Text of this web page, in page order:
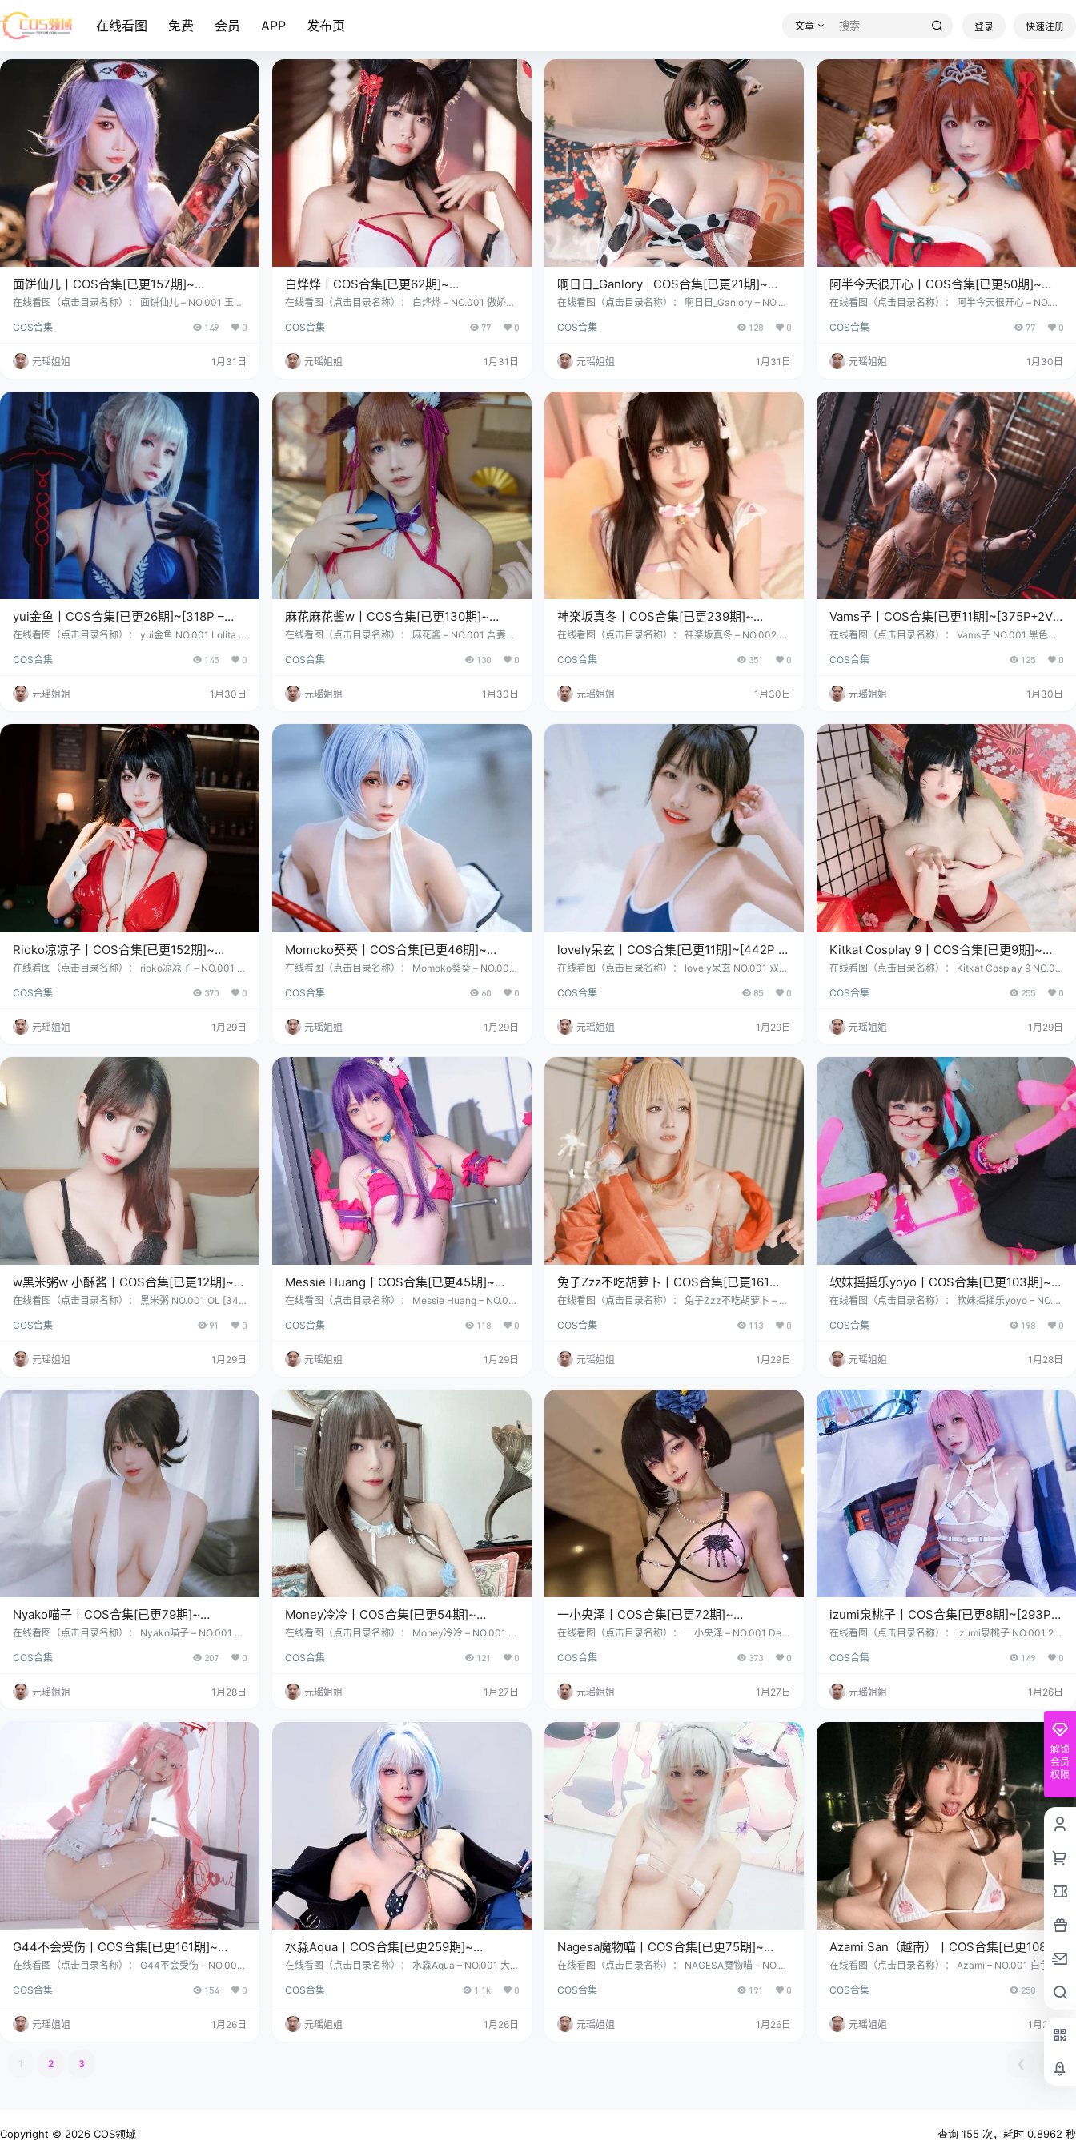
在线看图 免费 会员 APP 发布页 文章 登录 快速注册
面饼仙儿丨COS合集[已更157期]~
[4145P+11V – 49.6G]
在线看图（点击目录名称）： 面饼仙儿 – NO.001 玉玲
46GB] 面饼仙儿 – NO.003 高雄仙儿 [34P-232MB] 说
糯香甜、还冒着热气的点心——毕竟，这位2001年元
月出生的水瓶座“天津小姐姐”（虽然官方说祖籍在湖
COS合集 149 0
元瑶姐姐 1月31日
白烨烨丨COS合集[已更62期]~
[4079P+347V – 46.7G]
在线看图（点击目录名称）： 白烨烨 – NO.001 傲娇女
15V-237MB] 白烨烨 – NO.003 毛衣套装 [128P7V-64
忘了盖章的档案，而江、湖的传说则更像一杯被摇晃过
的气泡水，噗噜噗噜地冒着各种不确定的泡泡。 据说，
COS合集 77 0
元瑶姐姐 1月31日
啊日日_Ganlory | COS合集[已更21期]~
[869P+5V – 5.3G]
在线看图（点击目录名称）： 啊日日_Ganlory – NO.00
护士 [70P-576MB] 啊日日_Ganlory – NO.003 吊挂式
精怪的姑娘，她叫啊日日_Ganlory，英文名嘛，也是G
anlory，简单好记，就像她这人一样直爽。这姑娘生于
COS合集 128 0
元瑶姐姐 1月31日
阿半今天很开心丨COS合集[已更50期]~
[2332P – 14.3G]
在线看图（点击目录名称）： 阿半今天很开心 – NO.00
海触手 [20P-170MB] 阿半今天很开心 – NO.003 爱宕
房外的蝉鸣都比往常欢快了几分——2003年那个七月
的晌午，一个标准的巨蟹座小神、仙，抱着她丰沛的泪
COS合集 77 0
元瑶姐姐 1月30日
yui金鱼丨COS合集[已更26期]~[318P –
4.2G]
在线看图（点击目录名称）： yui金鱼 NO.001 Lolita [1
yui金鱼 NO.003 安塞尔 [14P-193MB] 看，她从湖北的
鱼。这位白羊座的姑娘，生日藏在四月初的春风里，整
个人仿佛也浸着春日那种不管不顾的鲜活气儿。 你猜她
COS合集 145 0
元瑶姐姐 1月30日
麻花麻花酱w丨COS合集[已更130期]~
[7151P+121V – 71.5G]
在线看图（点击目录名称）： 麻花酱 – NO.001 吾妻旗
4MB] 麻花酱 – NO.003 恶魔姐姐 [30P-273MB] 资源
– NO.002 伊什塔尔 [31P-594MB] 麻花酱 – NO.003 恶
魔姐姐 [30P-273MB] …
COS合集 130 0
元瑶姐姐 1月30日
神楽坂真冬丨COS合集[已更239期]~
[23099P+253V – 92.7G]
在线看图（点击目录名称）： 神楽坂真冬 – NO.002 Di
073.08MB] 神楽坂真冬 – NO.003 JK制服-第一版[79P
能会立刻浮现出一位从漫画格子里溜出来的少女——毕
竟，这位1999年盛夏在上海徐汇老洋、房影子里诞生的
COS合集 351 0
元瑶姐姐 1月30日
Vams子丨COS合集[已更11期]~[375P+2V –
5.7G]
在线看图（点击目录名称）： Vams子 NO.001 黑色旗
06MB] Vams子 NO.003 蛇皮泳装 [41P1V-803MB] 在
的水瓶座“特工”。她身高161cm，体重44kg，这体格乍
看像是漫画里走出来的精、灵，但你可别被这“轻量级”
COS合集 125 0
元瑶姐姐 1月30日
Rioko凉凉子丨COS合集[已更152期]~
[5650P+500V – 74.4G]
在线看图（点击目录名称）： rioko凉凉子 – NO.001 G
[21P-227MB] rioko凉凉子 – NO.003 爱宕旗袍 [20P-2
——听听这名字，是不是像从冰箱冷冻层刚拿出来，又
在火锅里滚了三滚？这位1996年深秋出生于湖北的天蝎
COS合集 370 0
元瑶姐姐 1月29日
Momoko葵葵丨COS合集[已更46期]~
[722P+1V – 11.4G]
在线看图（点击目录名称）： Momoko葵葵 – NO.001
002《King Exit》 五月雨写真 Momoko葵葵 – NO.003
一下这位宝藏女孩Momoko葵，英文名叫Aoi Momok
o，是不是听起来就超有范儿？1999年8月13日，她…
COS合集 60 0
元瑶姐姐 1月29日
lovely呆玄丨COS合集[已更11期]~[442P –
4.5G]
在线看图（点击目录名称）： lovely呆玄 NO.001 双人
-368MB] lovely呆玄 NO.003 邻家妹妹 [41P-380MB]
多：lovely呆玄、呆玄、呆呆呆呆玄……好家伙，这名
字的长度和重复率，完、美暴露了她可爱的“内存不足”
COS合集 85 0
元瑶姐姐 1月29日
Kitkat Cosplay 9丨COS合集[已更9期]~
[213P – 1.5G]
在线看图（点击目录名称）： Kitkat Cosplay 9 NO.00
Gunnhildr [10P-115MB] Kitkat Cosplay 9 NO.003 Va
姐！她有个超酷的艺名——Kitkat9，就像一颗藏在糖果
罐里的巧克力豆…
COS合集 255 0
元瑶姐姐 1月29日
w黑米粥w 小酥酱丨COS合集[已更12期]~
[410P – 1.8G]
在线看图（点击目录名称）： 黑米粥 NO.001 OL [34P
O.003 狂三内衣 [37P-307MB] 瞧见“w黑米粥w 小酥
是位1994年深秋，在云南那片彩云下腌入味的天蝎座姑
娘。身高158cm，体重43kg，往那儿一站，活脱脱就
COS合集 91 0
元瑶姐姐 1月29日
Messie Huang丨COS合集[已更45期]~
[1754P – 7.2G]
在线看图（点击目录名称）： Messie Huang – NO.00
O.002 Lingerie [18P-58MB] Messie Huang – NO.003
ng，你可得当心点！这可不是什么球场上的那位“梅
西”，而是一…
COS合集 118 0
元瑶姐姐 1月29日
兔子Zzz不吃胡萝卜丨COS合集[已更161
期]~[5032P – 39.9G]
在线看图（点击目录名称）： 兔子Zzz不吃胡萝卜 – N
O.002 蒸汽少女 [29P-149MB] 兔子Zzz不吃胡萝卜 –
Zzz不吃胡萝卜”，是不是透着一股子叛逆又迷糊的可爱
劲儿？这可是一位2002年秋天降生于上海滩的“天秤
COS合集 113 0
元瑶姐姐 1月29日
软妹摇摇乐yoyo丨COS合集[已更103期]~
[15757P+288V – 85.7G]
在线看图（点击目录名称）： 软妹摇摇乐yoyo – NO.0
妹摇摇乐yoyo – NO.002 Fantia-2018年4月会员订阅
2018年6月会员订阅[96P+2V-347.5M] 哟，快来看这
个2001年夏天的巨蟹座小姑娘呀——她呀…
COS合集 198 0
元瑶姐姐 1月28日
Nyako喵子丨COS合集[已更79期]~
[7931P+107V – 39.3G]
在线看图（点击目录名称）： Nyako喵子 – NO.001 旗
[101P-378MB] Nyako喵子 – NO.003 自撮り① [207
这位广州姑娘的存在，完\美证明了人类和“二次元传送
门”可以无缝兼容。 身高158cm，体重49kg，三围……
COS合集 207 0
元瑶姐姐 1月28日
Money冷冷丨COS合集[已更54期]~
[3286P+55V – 73.4G]
在线看图（点击目录名称）： Money冷冷 – NO.001 高
[85P-1.7GB] Money冷冷 – NO.003 索尼子OL [61P-87
以叫我Money。 用哪个名字都好，都是十九万个你，
用目光为我缝制的标签。 有时我是睥睨众生的御姐，眼
COS合集 121 0
元瑶姐姐 1月27日
一小央泽丨COS合集[已更72期]~
[3785P+161V – 26.5G]
在线看图（点击目录名称）： 一小央泽 – NO.001 Devi
虞姬 [30P4V-194MB] 一小央泽 – NO.003 白修女 [32
座特、有的深邃眼神打量你的，莫非是只成了精的上海
黑猫？ 没错，她就是一小央泽，1999年深秋的产物，
COS合集 373 0
元瑶姐姐 1月27日
izumi泉桃子丨COS合集[已更8期]~[293P –
2.6G]
在线看图（点击目录名称）： izumi泉桃子 NO.001 2b
[40P-146MB] izumi泉桃子 NO.003 纯白毕业季 [40P-
地一声，冒出来一棵会走动的“桃子树”！ 她就是泉桃
子，名字里又是泉又是桃，听起来清甜得能掐出水。 她
COS合集 149 0
元瑶姐姐 1月26日
G44不会受伤丨COS合集[已更161期]~
[3723P+22V – 41.7G]
在线看图（点击目录名称）： G44不会受伤 – NO.001
子 [21P-88MB] G44不会受伤 – NO.003 pa15旗袍 翠
常象征着稳重与大地，那这位名叫“G44不会受伤”的姑
娘，恐怕是跟土地公借错了剧本——她稳稳接住的，是
COS合集 154 0
元瑶姐姐 1月26日
水淼Aqua丨COS合集[已更259期]~
[17308P+62V – 54.5G]
在线看图（点击目录名称）： 水淼Aqua – NO.001 大
灵女王 [31P-378MB] 水淼Aqua – NO.003 一拳超人
“水”的人都温柔，那水淼Aqua一定是其中离经叛道的那
一瓢——1999年盛夏的上海，狮子座的烈日熔进黄浦江
COS合集 1.1k 0
元瑶姐姐 1月26日
Nagesa魔物喵丨COS合集[已更75期]~
[10691P+328V – 93.5G]
在线看图（点击目录名称）： NAGESA魔物喵 – NO.00
5MB] NAGESA魔物喵 – NO.002 写真本 vol.01 [90P-7
小姐姐——Nagesa魔物喵！她呀，可是个地地道道的
哈尔滨姑娘，活脱脱一个灵动的小精、灵！ 别看她是个
COS合集 191 0
元瑶姐姐 1月26日
Azami San（越南）丨COS合集[已更108
期]~[2242P+3V – 14.1G]
在线看图（点击目录名称）： Azami – NO.001 白色丝
MB] Azami – NO.003 大鳳 RACE QUEEN [20P-185M
家本名Azami San，可你叫她“阿杂米”，她准会笑着瞪
你一眼，那圆溜溜的脸蛋鼓起来，像只塞满了糯米团子
COS合集 258 0
元瑶姐姐 1月25日
1 2 3 ❮ ❯
解锁
会员
权限
Copyright © 2026 COS领域 查询 155 次，耗时 0.8962 秒